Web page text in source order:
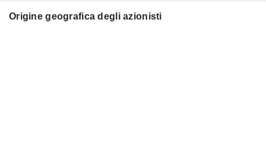
Origine geografica degli azionisti